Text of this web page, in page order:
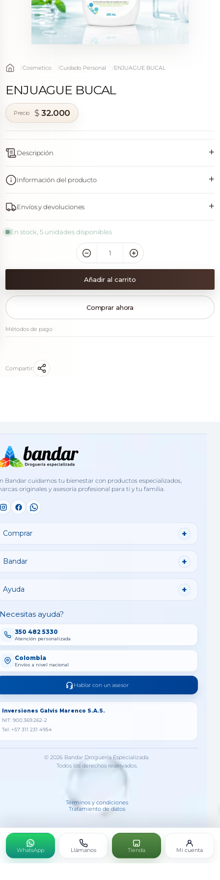
Cosmetico Cuidado Personal ENJUAGUE BUCAL
ENJUAGUE BUCAL
$32.000
Descripción +
Información del producto +
Envíos y devoluciones +
En stock, 5 unidades disponibles
Añadir al carrito
Comprar ahora
Métodos de pago
Compartir:
Bandar cuidamos tu bienestar con productos especializados,
originales y asesoría profesional para ti y tu familia.
Comprar
Bandar
Ayuda
ayuda?
350 482 5330
Atención personalizada
Colombia
Envíos a nivel nacional
Hablar con un asesor
Inversiones Galvis Marenco S.A.S.
NIT: 900.369.262-2
Tel: +57 311 231 4954
© 2026 Bandar Droguería Especializada.
Todos los derechos reservados.
Términos y condiciones
Tratamiento de datos
WhatsApp Llámanos Tienda Mi cuenta